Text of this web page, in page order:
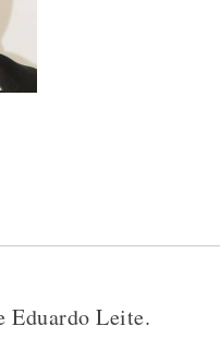
Eduardo Leite.